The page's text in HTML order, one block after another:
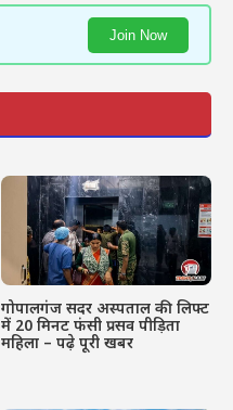
Join Now
गोपालगंज सदर अस्पताल की लिफ्ट
में 20 मिनट फंसी प्रसव पीड़िता
महिला – पढ़े पूरी खबर